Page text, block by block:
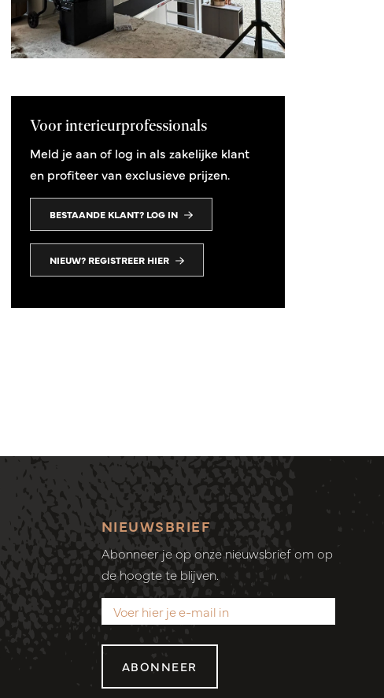
Voor interieurprofessionals
Meld je aan of log in als zakelijke klant
en profiteer van exclusieve prijzen.
BESTAANDE KLANT? LOG IN
NIEUW? REGISTREER HIER
NIEUWSBRIEF
Abonneer je op onze nieuwsbrief om op
de hoogte te blijven.
ABONNEER